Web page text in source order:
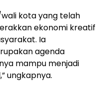
kota yang telah
ekonomi kreatif
Ia
agenda
mampu menjadi
ungkapnya.